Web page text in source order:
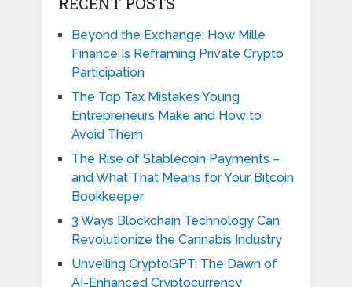
Beyond the Exchange: How Mille
Finance Is Reframing Private Crypto
Participation
The Top Tax Mistakes Young
Entrepreneurs Make and How to
Avoid Them
The Rise of Stablecoin Payments –
and What That Means for Your Bitcoin
Bookkeeper
3 Ways Blockchain Technology Can
Revolutionize the Cannabis Industry
Unveiling CryptoGPT: The Dawn of
AI-Enhanced Cryptocurrency